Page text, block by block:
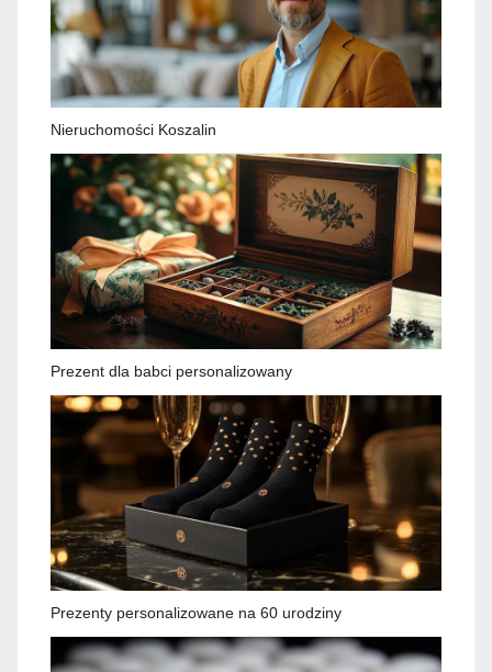
Nieruchomości Koszalin
Prezent dla babci personalizowany
Prezenty personalizowane na 60 urodziny